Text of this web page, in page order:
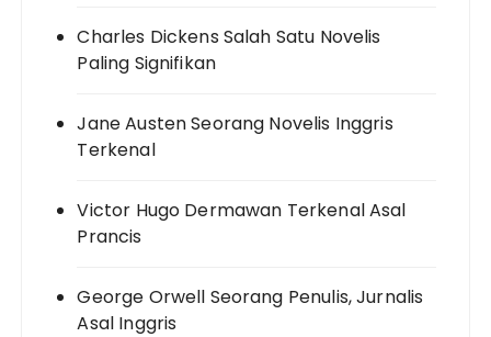
Charles Dickens Salah Satu Novelis
Paling Signifikan
Jane Austen Seorang Novelis Inggris
Terkenal
Victor Hugo Dermawan Terkenal Asal
Prancis
George Orwell Seorang Penulis, Jurnalis
Asal Inggris